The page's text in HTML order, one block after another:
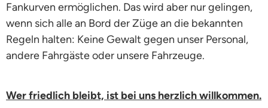
Fankurven ermöglichen. Das wird aber nur gelingen,
wenn sich alle an Bord der Züge an die bekannten
Regeln halten: Keine Gewalt gegen unser Personal,
andere Fahrgäste oder unsere Fahrzeuge.
Wer friedlich bleibt, ist bei uns herzlich willkommen.